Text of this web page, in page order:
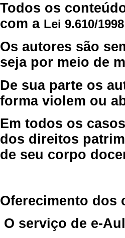
Todos os
com a Lei 9.610/1998
Os autores são
seja por meio de
De sua parte os
forma violem ou
Em todos os
dos direitos
de seu corpo
Oferecimento dos
O serviço de e-